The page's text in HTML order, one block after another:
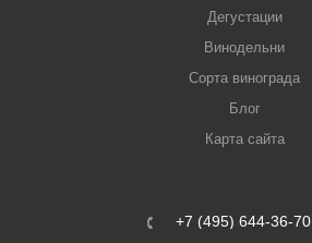
Дегустации
Винодельни
Сорта винограда
Блог
Карта сайта
+7 (495) 644-36-70